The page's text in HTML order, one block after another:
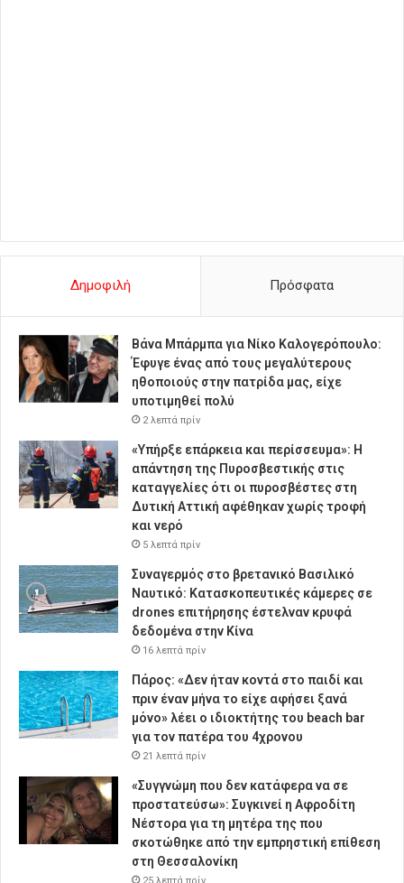
Δημοφιλή Πρόσφατα
Βάνα Μπάρμπα για Νίκο Καλογερόπουλο:
Έφυγε ένας από τους μεγαλύτερους
ηθοποιούς στην πατρίδα μας, είχε
υποτιμηθεί πολύ
2 λεπτά πρίν
«Υπήρξε επάρκεια και περίσσευμα»: Η
απάντηση της Πυροσβεστικής στις
καταγγελίες ότι οι πυροσβέστες στη
Δυτική Αττική αφέθηκαν χωρίς τροφή
και νερό
5 λεπτά πρίν
Συναγερμός στο βρετανικό Βασιλικό
Ναυτικό: Κατασκοπευτικές κάμερες σε
drones επιτήρησης έστελναν κρυφά
δεδομένα στην Κίνα
16 λεπτά πρίν
Πάρος: «Δεν ήταν κοντά στο παιδί και
πριν έναν μήνα το είχε αφήσει ξανά
μόνο» λέει ο ιδιοκτήτης του beach bar
για τον πατέρα του 4χρονου
21 λεπτά πρίν
«Συγγνώμη που δεν κατάφερα να σε
προστατεύσω»: Συγκινεί η Αφροδίτη
Νέστορα για τη μητέρα της που
σκοτώθηκε από την εμπρηστική επίθεση
στη Θεσσαλονίκη
25 λεπτά πρίν